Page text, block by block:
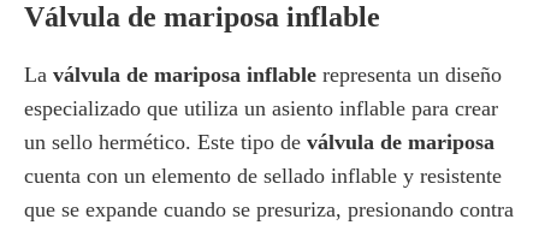
Válvula de mariposa inflable
La válvula de mariposa inflable representa un diseño
especializado que utiliza un asiento inflable para crear
un sello hermético. Este tipo de válvula de mariposa
cuenta con un elemento de sellado inflable y resistente
que se expande cuando se presuriza, presionando contra